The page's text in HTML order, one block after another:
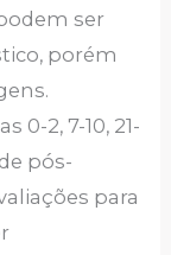
ser
porém
0-2, 7-10, 21-
pós-
para